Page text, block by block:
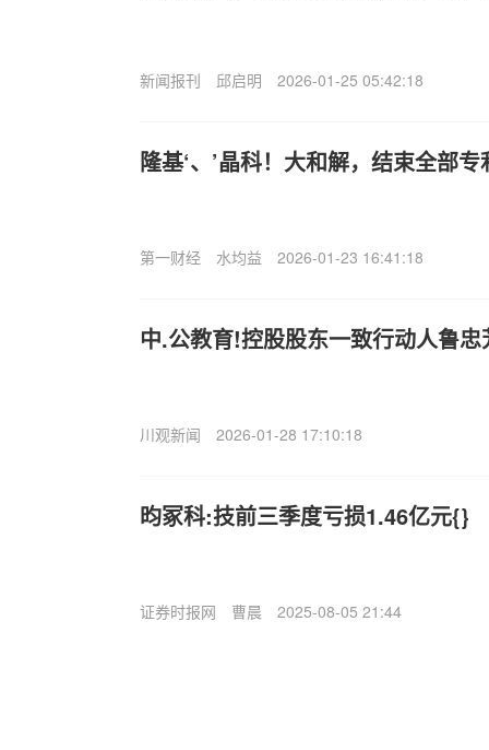
新闻报刊 邱启明 2026-01-25 05:42:18
隆基‘、’晶科！大和解，结束全部
第一财经 水均益 2026-01-23 16:41:18
中.公教育!控股股东一致行动人鲁
川观新闻 2026-01-28 17:10:18
昀冢科:技前三季度亏损1.46亿元{}
证券时报网 曹晨 2025-08-05 21:44